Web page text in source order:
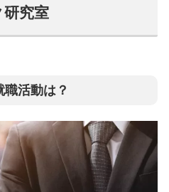
究室
活動は？